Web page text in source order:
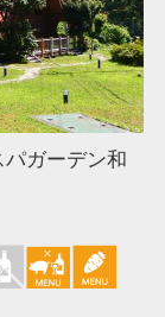
ガーデン和